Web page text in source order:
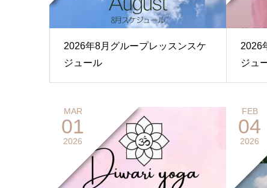
2026年8月グループレッスンスケ
ジュール
2026
ジュ
MAR
01
2026
FEB
04
2026